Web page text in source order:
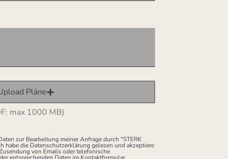
Pläne
max 1000 MB)
zur Bearbeitung meiner Anfrage durch "STERK
habe die Datenschutzerklärung gelesen und akzeptiere
von Emails oder telefonische